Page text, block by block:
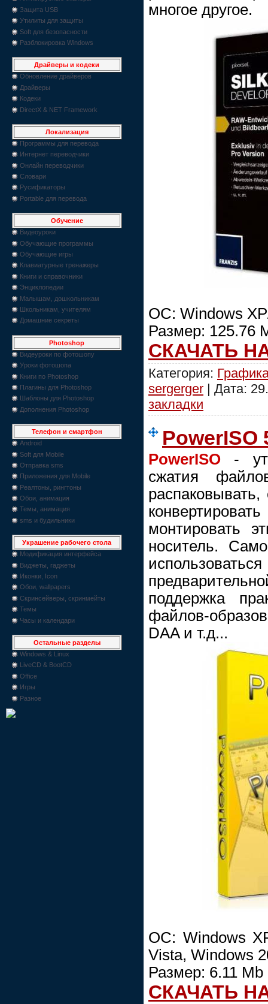
Защита USB
Утилиты для защиты
Soft для безопасности
Разблокировка Windows
Драйверы и кодеки
Обновление драйверов
Драйверы
Кодеки
DirectX & NET Framework
Локализация
Программы для перевода
Интернет переводчики
Онлайн переводчики
Словари
Русификаторы
Portable для перевода
Обучение
Видеоуроки
Обучающие программы
Обучающие игры
Клавиатурные тренажеры
Книги и справочники
Энциклопедии
Малышам, дошкольникам
Школьникам, учителям
Домашние секреты
Photoshop
Видеуроки по фотошопу
Уроки фотошопа
Книги по Photoshop
Плагины для Photoshop
Шаблоны для Photoshop
Дополнения Photoshop
Телефон и смартфон
Android
Soft для Mobile
Отправка sms
Приложения для Mobile
Реалтоны, рингтоны
Обои, анимация
Темы, анимация
sms и будильники
Украшение рабочего стола
Модификация интерфейса
Виджеты, гаджеты
Иконки, Icon
Обои, wallpapers
Скринсейверы, скринмейты
Темы
Часы и календари
Остальные разделы
Windows & Linux
LiveCD & BootCD
Office
Игры
Разное
многое другое.
OC: Windows
Размер: 125.76
СКАЧАТЬ
Категория:
sergerger | Дата:
закладки
PowerISO
PowerISO -
сжатия
монтировать
носитель.
поддержка
файлов-
DAA и т.д...
OC: Windows
Vista, Windows
Размер: 6.11 Mb
СКАЧАТЬ